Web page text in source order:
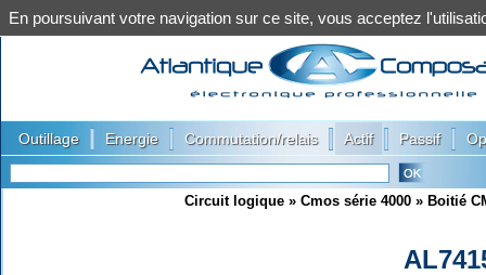
Outillage Energie Commutation/relais Actif Passif
Circuit logique » Cmos série 4000 » Boitié
En poursuivant votre navigation sur ce site, vous acceptez